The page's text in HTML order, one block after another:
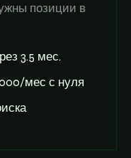
позиции в
3.5 мес.
мес с нуля